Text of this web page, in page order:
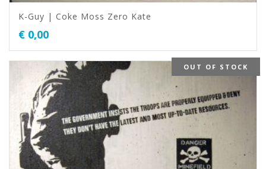
K-Guy | Coke Moss Zero Kate
€ 0,00
OUT OF STOCK